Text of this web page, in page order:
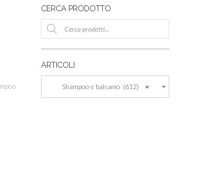
CERCA PRODOTTO
Ricerca
prodotti
ARTICOLI
×
Shampoo e balsamo (612)